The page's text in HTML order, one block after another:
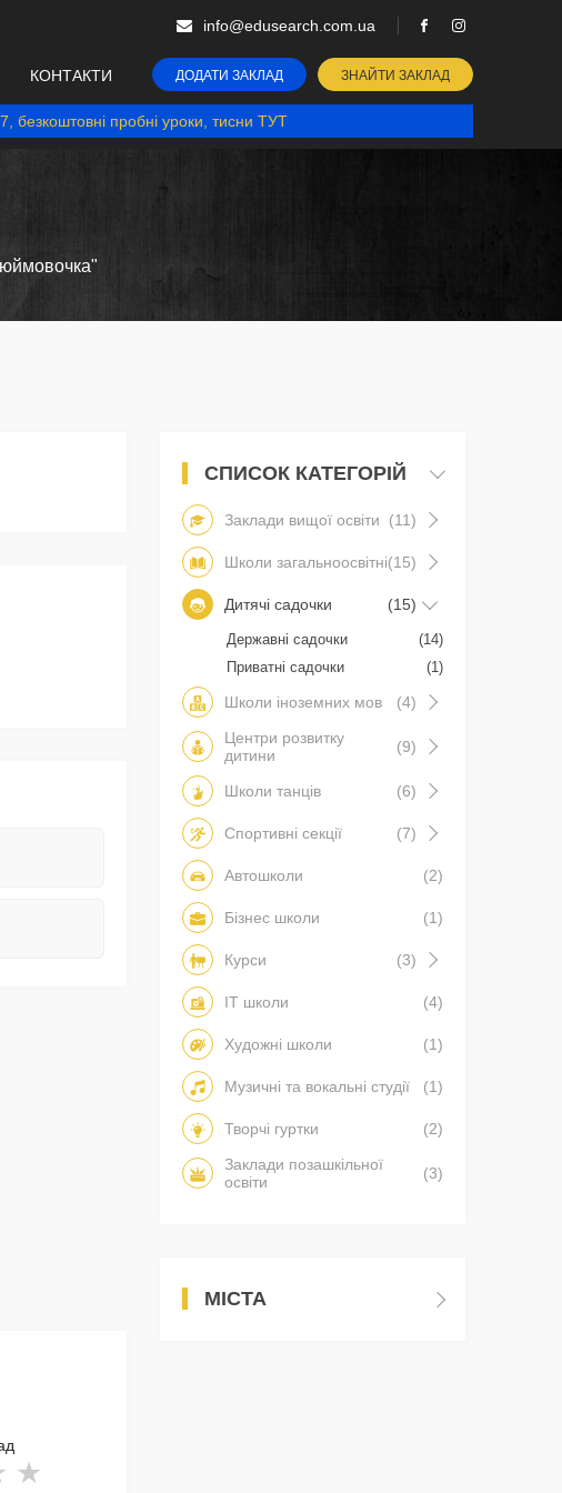
info@edusearch.com.ua
КОНТАКТИ ДОДАТИ ЗАКЛАД ЗНАЙТИ ЗАКЛАД
пробні уроки, тисни ТУТ
СПИСОК КАТЕГОРІЙ
Заклади вищої освіти (11)
Школи загальноосвітні(15)
Дитячі садочки (15)
Державні садочки
(14)
Приватні садочки
(1)
Школи іноземних мов
(4)
Центри розвитку
дитини
(9)
Школи танців (6)
Спортивні секції (7)
Автошколи (2)
Бізнес школи (1)
Курси (3)
IT школи (4)
Художні школи (1)
Музичні та вокальні студії (1)
Творчі гуртки
(2)
Заклади позашкільної
освіти
(3)
МІСТА